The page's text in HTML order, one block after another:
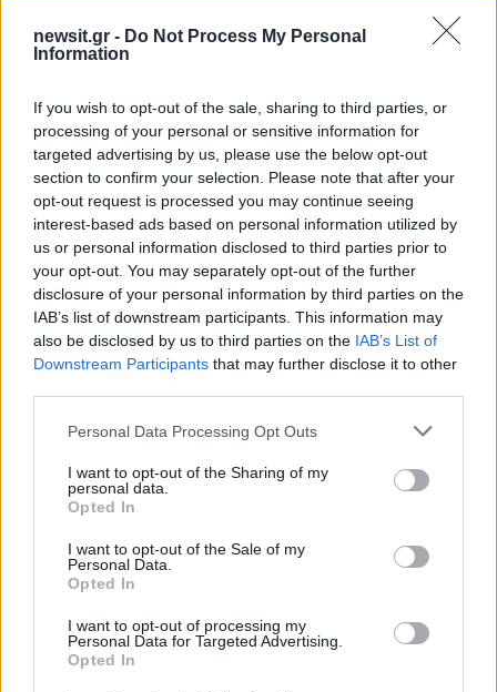
newsit.gr - Do Not Process My Personal
Information
If you wish to opt-out of the sale, sharing to third parties, or
processing of your personal or sensitive information for
targeted advertising by us, please use the below opt-out
section to confirm your selection. Please note that after your
opt-out request is processed you may continue seeing
interest-based ads based on personal information utilized by
us or personal information disclosed to third parties prior to
your opt-out. You may separately opt-out of the further
disclosure of your personal information by third parties on the
IAB’s list of downstream participants. This information may
also be disclosed by us to third parties on the IAB’s List of
Downstream Participants that may further disclose it to other
Please note that this website/app uses one or more Google
not limited to your visit or usage behaviour. You may click to
grant or deny consent to Google and its third-party tags to
use your data for below specified purposes in below Google
consent section.
Personal Data Processing Opt Outs
I want to opt-out of the Sharing of my
personal data.
Opted In
I want to opt-out of the Sale of my
Personal Data.
Opted In
I want to opt-out of processing my
Personal Data for Targeted Advertising.
Opted In
Ανεμοι: Μεταβλητοί 2 με 3 και πρόσκαιρα το
4 μποφόρ.
Θερμοκρασία: Από 18 έως 31 βαθμούς
Κελσίου.
ΔΙΑΦΗΜΙΣΗ
Αν τα χάσατε